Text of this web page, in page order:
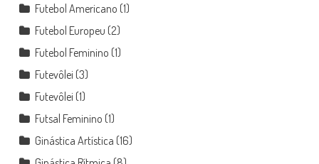
Futebol Americano (1)
Futebol Europeu (2)
Futebol Feminino (1)
Futevôlei (3)
Futevôlei (1)
Futsal Feminino (1)
Ginástica Artística (16)